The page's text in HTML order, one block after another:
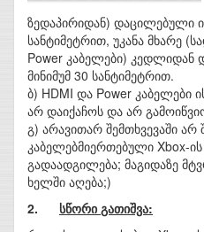
ზედაპირიდან) დაცილებული
სანტიმეტრით, უკანა მხარე
Power კაბელები) კედლიდან
მინიმუმ 30 სანტიმეტრით.
ბ) HDMI და Power კაბელები
არ დაიქაჩოს და არ
გ) არავითარ შემთხვევაში არ
კაბელებმიერთებული Xbox-
გადაადგილება; მაგიდაზე
ხელში აღება;)
2. სწორი გათიშვა: